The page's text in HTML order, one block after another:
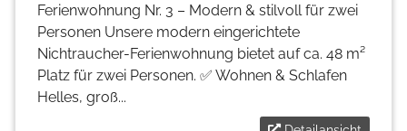
Ferienwohnung Nr. 3 – Modern & stilvoll für zwei
Personen Unsere modern eingerichtete
Nichtraucher-Ferienwohnung bietet auf ca. 48 m²
Platz für zwei Personen. ✅ Wohnen & Schlafen
Helles, groß...